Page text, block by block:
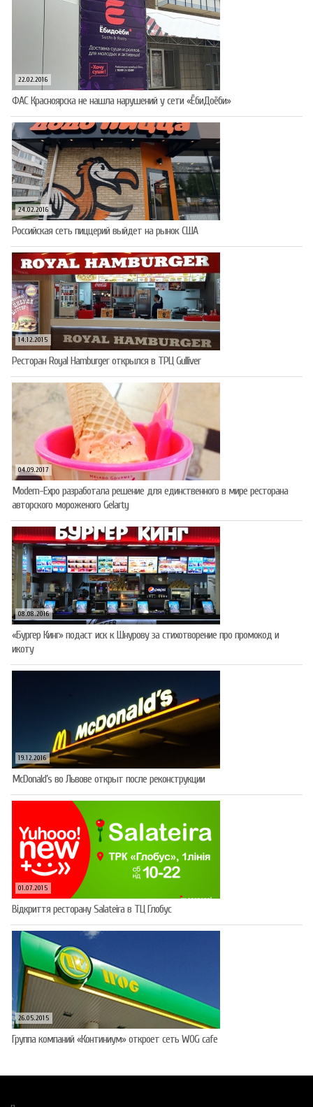
22.02.2016
ФАС Красноярска не нашла нарушений у сети «ЁбиДоёби»
24.02.2016
Российская сеть пиццерий выйдет на рынок США
14.12.2015
Ресторан Royal Hamburger открылся в ТРЦ Gulliver
04.09.2017
Modern-Expo разработала решение для единственного в мире ресторана
авторского мороженого Gelarty
08.08.2016
«Бургер Кинг» подаст иск к Шнурову за стихотворение про промокод и
икоту
19.12.2016
McDonald’s во Львове открыт после реконструкции
01.07.2015
Відкриття ресторану Salateirа в ТЦ Глобус
26.05.2015
Группа компаний «Континиум» откроет сеть WOG cafe